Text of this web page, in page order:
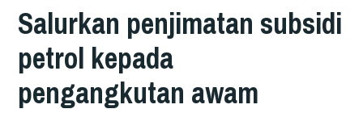
Salurkan penjimatan subsidi
petrol kepada
pengangkutan awam